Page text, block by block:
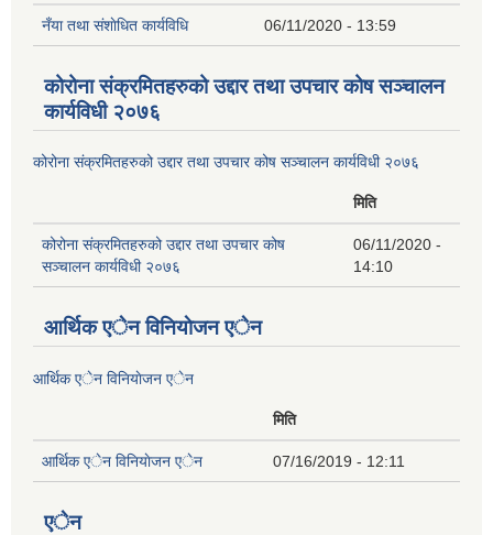
नँया तथा स‌ंशाेधित कार्यविधि 06/11/2020 - 13:59
कोरोना संक्रमितहरुको उद्दार तथा उपचार कोष सञ्चालन
कार्यविधी २०७६
कोरोना संक्रमितहरुको उद्दार तथा उपचार कोष सञ्चालन कार्यविधी २०७६
मिति
कोरोना संक्रमितहरुको उद्दार तथा उपचार कोष
सञ्चालन कार्यविधी २०७६
06/11/2020 -
14:10
आर्थिक एेन विनियाेजन एेन
आर्थिक एेन विनियाेजन एेन
मिति
आर्थिक एेन विनियाेजन एेन 07/16/2019 - 12:11
एेन